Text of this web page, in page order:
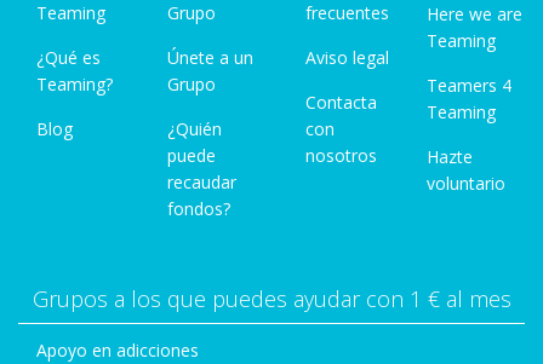
Teaming
¿Qué es
Teaming?
Blog
Grupo
Únete a un
Grupo
¿Quién
puede
recaudar
fondos?
frecuentes
Aviso legal
Contacta
con
nosotros
Here we are
Teaming
Teamers 4
Teaming
Hazte
voluntario
Grupos a los que puedes ayudar con 1 € al mes
Apoyo en adicciones